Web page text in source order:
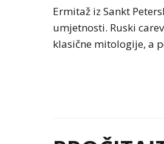
Ermitaž iz Sankt
umjetnosti. Ruski
klasične mitologije, a